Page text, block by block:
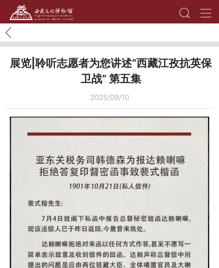
展览|聆听志愿者为您讲述“西藏江孜抗英保
卫战” 第五集
2025/09/10